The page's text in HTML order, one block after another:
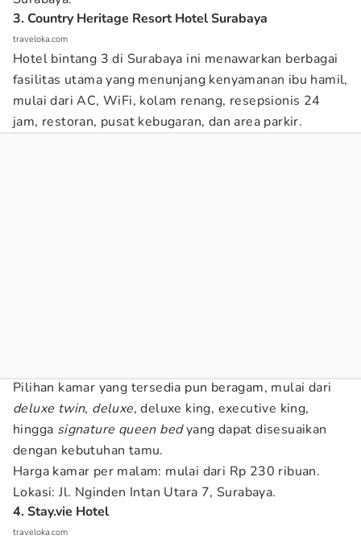
3. Country Heritage Resort Hotel Surabaya
traveloka.com
Hotel bintang 3 di Surabaya ini menawarkan berbagai
fasilitas utama yang menunjang kenyamanan ibu hamil,
mulai dari AC, WiFi, kolam renang, resepsionis 24
jam, restoran, pusat kebugaran, dan area parkir.
Pilihan kamar yang tersedia pun beragam, mulai dari
deluxe twin, deluxe, deluxe king, executive king,
hingga signature queen bedyang dapat disesuaikan
dengan kebutuhan tamu.
Harga kamar per malam: mulai dari Rp 230 ribuan.
Lokasi: Jl. Nginden Intan Utara 7, Surabaya.
4. Stay.vie Hotel
traveloka.com